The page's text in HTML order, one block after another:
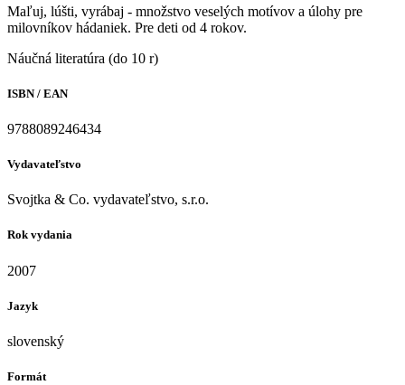
Maľuj, lúšti, vyrábaj - množstvo veselých motívov a úlohy pre
milovníkov hádaniek. Pre deti od 4 rokov.
Náučná literatúra (do 10 r)
ISBN / EAN
9788089246434
Vydavateľstvo
Svojtka & Co. vydavateľstvo, s.r.o.
Rok vydania
2007
Jazyk
slovenský
Formát